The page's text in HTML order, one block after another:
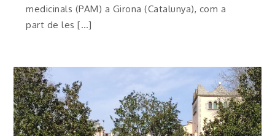
medicinals (PAM) a Girona (Catalunya), com a
part de les […]